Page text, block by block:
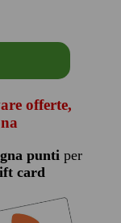
offerte,
puntiper
card